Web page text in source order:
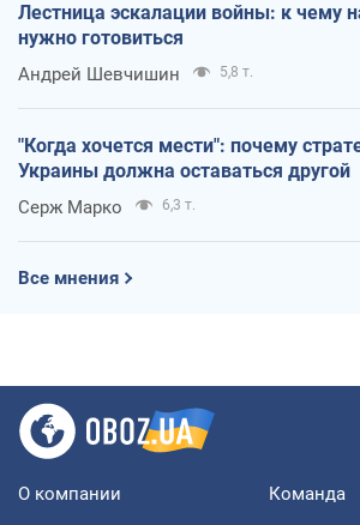
Лестница эскалации войны: к чему
нужно готовиться
Андрей Шевчишин 5,8 т.
"Когда хочется мести": почему
Украины должна оставаться другой
Серж Марко 6,3 т.
Все мнения
О компании Команда